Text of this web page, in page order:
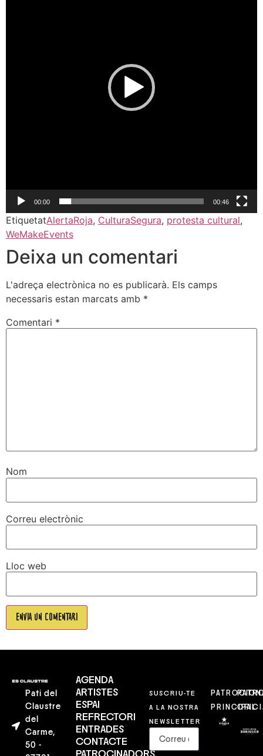
00:00 00:46
EtiquetatAlertaRoja, CulturaSegura, protesta cultural,
WeMakeEvents
Deixa un comentari
L'adreça electrònica no es publicarà. Els camps
necessaris estan marcats amb *
Comentari *
Nom
Correu electrònic
Lloc web
Pati del
Claustre
del
Carme,
50 -
AGENDA
ARTISTES
ESPAI
REFRECTORI
ENTRADES
CONTACTE
SUSCRIU-TE
A LA NOSTRA
NEWSLETTER
PRINCIPAL